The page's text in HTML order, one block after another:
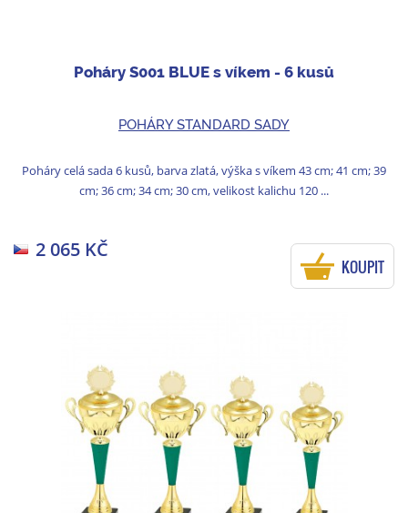
Poháry S001 BLUE s víkem - 6 kusů
POHÁRY STANDARD SADY
Poháry celá sada 6 kusů, barva zlatá, výška s víkem 43 cm; 41 cm; 39
cm; 36 cm; 34 cm; 30 cm, velikost kalichu 120 ...
2 065 KČ
KOUPIT